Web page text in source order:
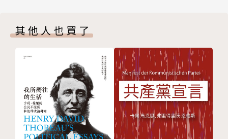
同時激發更多香港新一代投身創作與文化消費，形成獨
香港流行文化這段黃金時代是如何被創造的？
所謂「港式」所指又是什麼？
它又如何輸出到全球華人地區，形成了「香港大流行」
並一步步蛻變為「香港身分」的載體？
這是一場又一場跨界別新興媒體熱潮下的協同並肩：電
2 影視神采：「咁都得？！」精神
2.1 香港電影的「咁都得?!」精神
2.2 身分危機：香港臥底特別多
2.3 黑幫即演義：古典傳統在古惑仔中傳承
2.4 劉鎮偉與王家衛：記憶與身
其他人也買了